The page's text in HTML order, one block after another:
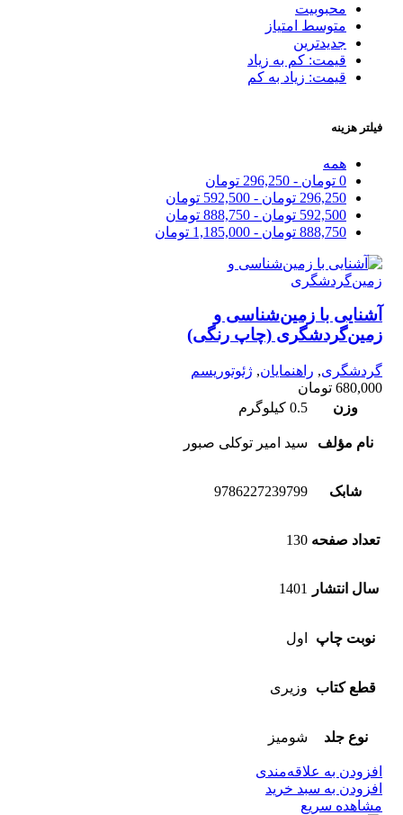
محبوبیت
متوسط امتیاز
جدیدترین
قیمت: کم به زیاد
قیمت: زیاد به کم
فیلتر هزینه
همه
0 تومان -
296,250 تومان
296,250 تومان -
592,500 تومان
592,500 تومان -
888,750 تومان
888,750 تومان -
1,185,000 تومان
آشنایی با زمین‌‌شناسی و
زمین‌گردشگری (چاپ رنگی)
گردشگری, راهنمایان, ژئوتوریسم
680,000 تومان
وزن
0.5 کیلوگرم
نام مؤلف سید امیر توکلی صبور
شابک 9786227239799
تعداد صفحه 130
سال انتشار 1401
نوبت چاپ اول
قطع کتاب وزیری
نوع جلد شومیز
افزودن به علاقه‌مندی
افزودن به سبد خرید
مشاهده سریع